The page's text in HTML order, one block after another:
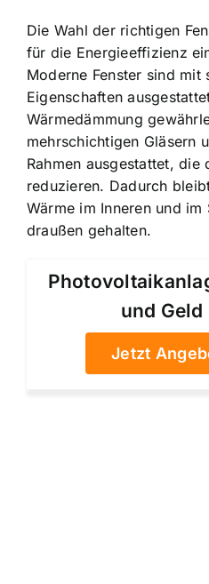
Die Wahl der richtigen
für die Energieeffizienz
Moderne Fenster sind mit
Eigenschaften
Wärmedämmung
mehrschichtigen Gläsern
Rahmen ausgestattet, die
reduzieren. Dadurch
Wärme im Inneren und
draußen gehalten.
und Geld
Jetzt